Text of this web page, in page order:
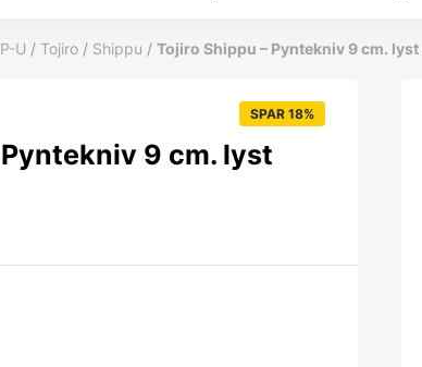
P-U / Tojiro / Shippu / Tojiro Shippu – Pyntekniv 9 cm.
SPAR 18%
9 cm. lyst